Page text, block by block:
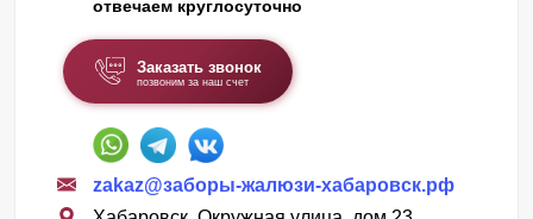
отвечаем круглосуточно
Заказать звонок
позвоним за наш счет
zakaz@заборы-жалюзи-хабаровск.рф